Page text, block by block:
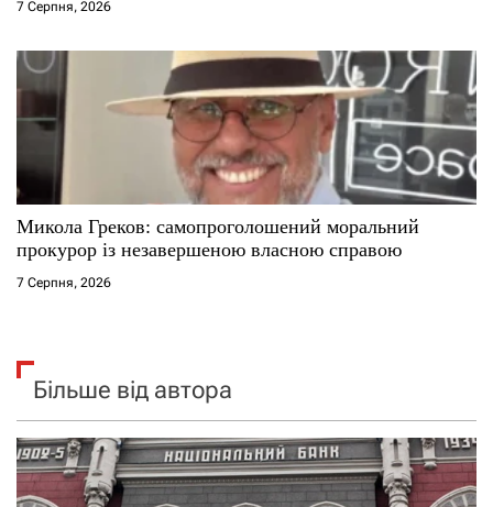
7 Серпня, 2026
Микола Греков: самопроголошений моральний
прокурор із незавершеною власною справою
7 Серпня, 2026
Більше від автора